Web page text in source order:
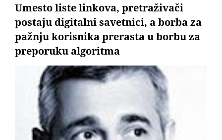
Umesto liste linkova, pretraživači
postaju digitalni savetnici, a borba za
pažnju korisnika prerasta u borbu za
preporuku algoritma